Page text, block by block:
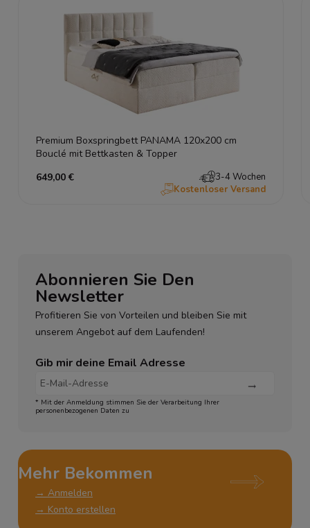
Premium Boxspringbett PANAMA 120x200 cm
Bouclé mit Bettkasten & Topper
649,00 €
3-4 Wochen
Kostenloser Versand
Abonnieren Sie Den
Newsletter
Profitieren Sie von Vorteilen und bleiben Sie mit
unserem Angebot auf dem Laufenden!
Gib mir deine Email Adresse
* Mit der Anmeldung stimmen Sie der Verarbeitung Ihrer
personenbezogenen Daten zu
Mehr Bekommen
→ Anmelden
→ Konto erstellen